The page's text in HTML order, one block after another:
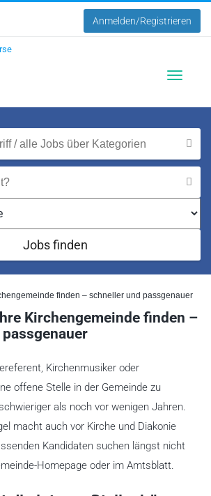
Anmelden/Registrieren
Jobs finden
finden – schneller und passgenauer
Kirchengemeinde finden –
Kirchenmusiker oder
offene Stelle in der Gemeinde zu
als noch vor wenigen Jahren.
macht auch vor Kirche und Diakonie
Kandidaten suchen längst nicht
Homepage oder im Amtsblatt.